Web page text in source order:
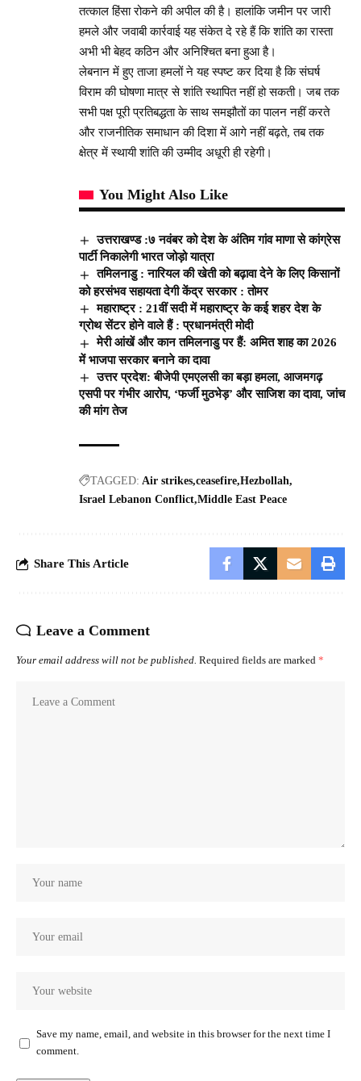
तत्काल हिंसा रोकने की अपील की है। हालांकि जमीन पर जारी
हमले और जवाबी कार्रवाई यह संकेत दे रहे हैं कि शांति का रास्ता
अभी भी बेहद कठिन और अनिश्चित बना हुआ है।
लेबनान में हुए ताजा हमलों ने यह स्पष्ट कर दिया है कि संघर्ष
विराम की घोषणा मात्र से शांति स्थापित नहीं हो सकती। जब तक
सभी पक्ष पूरी प्रतिबद्धता के साथ समझौतों का पालन नहीं करते
और राजनीतिक समाधान की दिशा में आगे नहीं बढ़ते, तब तक
क्षेत्र में स्थायी शांति की उम्मीद अधूरी ही रहेगी।
You Might Also Like
उत्तराखण्ड :७ नवंबर को देश के अंतिम गांव माणा से कांग्रेस
पार्टी निकालेगी भारत जोड़ो यात्रा
तमिलनाडु : नारियल की खेती को बढ़ावा देने के लिए किसानों
को हरसंभव सहायता देगी केंद्र सरकार : तोमर
महाराष्ट्र : 21वीं सदी में महाराष्ट्र के कई शहर देश के
ग्रोथ सेंटर होने वाले हैं : प्रधानमंत्री मोदी
मेरी आंखें और कान तमिलनाडु पर हैं: अमित शाह का 2026
में भाजपा सरकार बनाने का दावा
उत्तर प्रदेश: बीजेपी एमएलसी का बड़ा हमला, आजमगढ़
एसपी पर गंभीर आरोप, ‘फर्जी मुठभेड़’ और साजिश का दावा, जांच
की मांग तेज
TAGGED: Air strikes ceasefire Hezbollah
Israel Lebanon Conflict Middle East Peace
Share This Article
Leave a Comment
Your email address will not be published. Required fields are marked *
Save my name, email, and website in this browser for the next time I
comment.